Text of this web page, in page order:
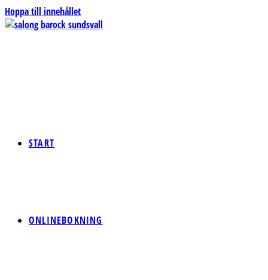
Hoppa till innehållet
START
ONLINEBOKNING